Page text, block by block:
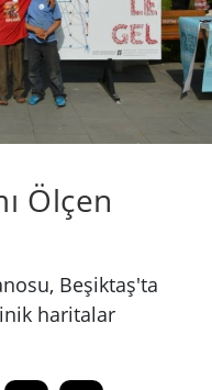
Ölçen
Beşiktaş'ta
haritalar